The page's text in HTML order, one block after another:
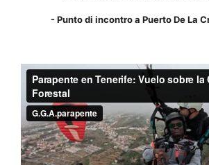
- Punto di incontro a Puerto De La